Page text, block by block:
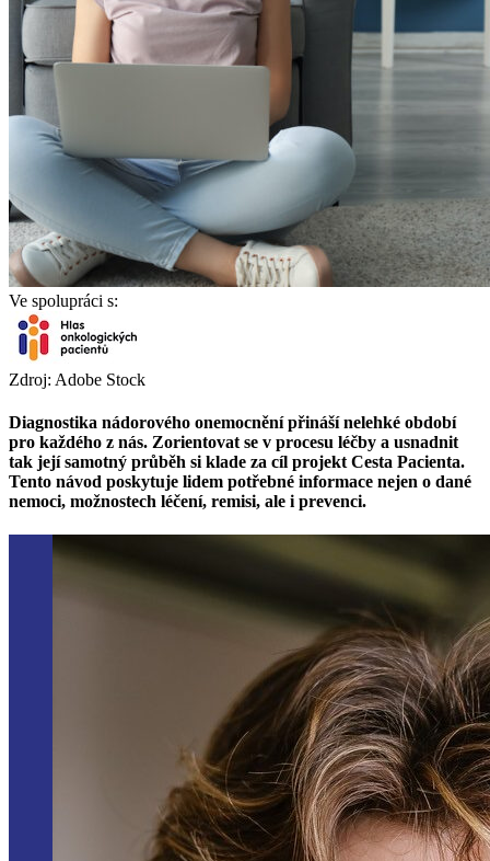
Ve spolupráci s:
Zdroj: Adobe Stock
Diagnostika nádorového onemocnění přináší nelehké období
pro každého z nás. Zorientovat se v procesu léčby a usnadnit
tak její samotný průběh si klade za cíl projekt Cesta Pacienta.
Tento návod poskytuje lidem potřebné informace nejen o dané
nemoci, možnostech léčení, remisi, ale i prevenci.